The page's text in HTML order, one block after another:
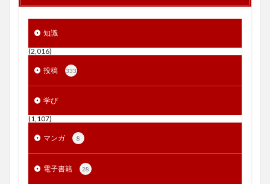
知識
(2,016)
投稿 333
学び
(1,107)
マンガ 8
電子書籍 28